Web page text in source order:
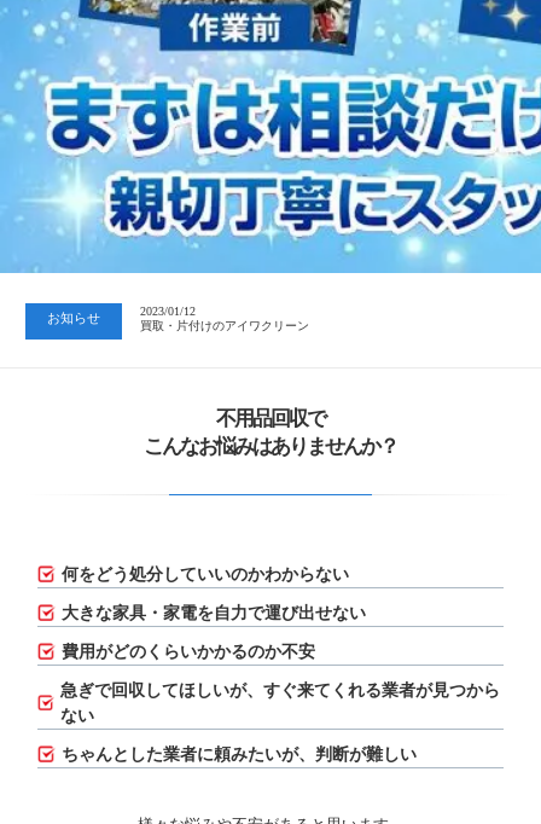
お知らせ
2023/01/12
買取・片付けのアイワクリーン
2023/07/24
中日新聞 岐阜版「空き家対策SOS」コーナーに掲載いただきまし…
2023/01/12
買取・片付けのアイワクリーン
不用品回収で
こんなお悩みはありませんか？
何をどう処分していいのかわからない
大きな家具・家電を自力で運び出せない
費用がどのくらいかかるのか不安
急ぎで回収してほしいが、すぐ来てくれる業者が見つから
ない
ちゃんとした業者に頼みたいが、判断が難しい